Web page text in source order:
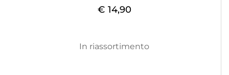
€ 14,90
In riassortimento